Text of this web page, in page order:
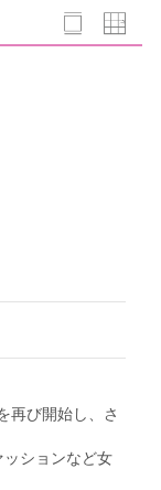
再び開始し、さ
ションなど女